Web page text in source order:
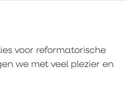
voor reformatorische
we met veel plezier en